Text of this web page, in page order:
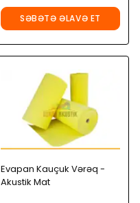
SƏBƏTƏ ƏLAVƏ ET
Evapan Kauçuk Vərəq -
Akustik Mat